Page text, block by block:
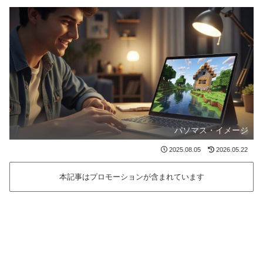
パソマス・イメージ
2025.08.05 2026.05.22
本記事はプロモーションが含まれています